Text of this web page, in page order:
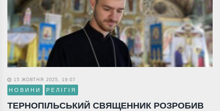
15 ЖОВТНЯ 2025, 19:07
НОВИНИ РЕЛІГІЯ
ТЕРНОПІЛЬСЬКИЙ СВЯЩЕННИК РОЗРОБИВ